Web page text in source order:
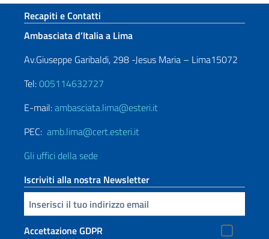
Sezione footer
Recapiti e Contatti
Ambasciata d’Italia a Lima
Av.Giuseppe Garibaldi, 298 -Jesus Maria – Lima15072
Tel:005114632727
E-mail:ambasciata.lima@esteri.it
PEC: amb.lima@cert.esteri.it
Gli uffici della sede
Iscriviti alla nostra Newsletter
Inserisci la tua email
Accettazione GDPR